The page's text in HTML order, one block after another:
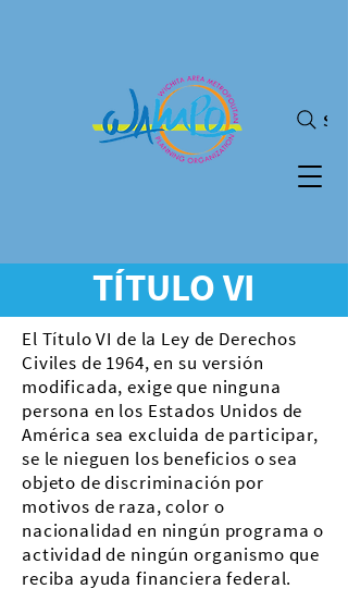
TÍTULO VI
El Título VI de la Ley de Derechos
Civiles de 1964, en su versión
modificada, exige que ninguna
persona en los Estados Unidos de
América sea excluida de participar,
se le nieguen los beneficios o sea
objeto de discriminación por
motivos de raza, color o
nacionalidad en ningún programa o
actividad de ningún organismo que
reciba ayuda financiera federal.